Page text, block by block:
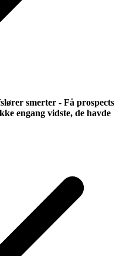
smerter - Få prospects
engang vidste, de havde